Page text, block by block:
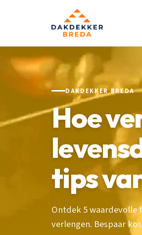
DAKDEKKER BREDA
Hoe
tips
Ontdek 5 waardevolle
verlengen. Bespaar